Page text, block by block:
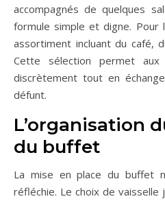
accompagnés de quelques
formule simple et digne. Pour
assortiment incluant du café,
Cette sélection permet
discrètement tout en
défunt.
L’organisation
du buffet
La mise en place du buffet
réfléchie. Le choix de